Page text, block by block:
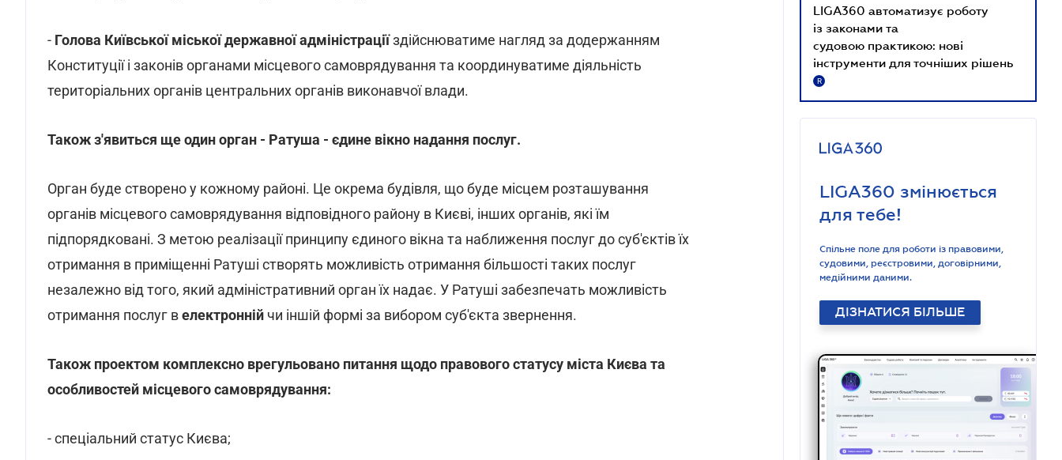
- Голова Київської міської державної адміністраціїздійснюватиме нагляд за додержанням
Конституції і законів органами місцевого самоврядування та координуватиме діяльність
територіальних органів центральних органів виконавчої влади.
Також з'явиться ще один орган - Ратуша - єдине вікно надання послуг.
Орган буде створено у кожному районі. Це окрема будівля, що буде місцем розташування
органів місцевого самоврядування відповідного району в Києві, інших органів, які їм
підпорядковані. З метою реалізації принципу єдиного вікна та наближення послуг до суб'єктів їх
отримання в приміщенні Ратуші створять можливість отримання більшості таких послуг
незалежно від того, який адміністративний орган їх надає. У Ратуші забезпечать можливість
отримання послуг велектронній чи іншій формі за вибором суб'єкта звернення.
Також проектом комплексно врегульовано питання щодо правового статусу міста Києва та
особливостей місцевого самоврядування:
- спеціальний статус Києва;
LIGA360 автоматизує роботу
із законами та
судовою практикою: нові
інструменти для точніших рішень
R
LIGA360 змінюється
для тебе!
Спільне поле для роботи із правовими,
судовими, реєстровими, договірними,
медійними даними.
ДІЗНАТИСЯ БІЛЬШЕ